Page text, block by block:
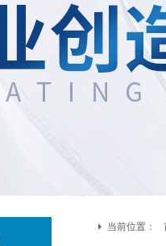
当前位置：